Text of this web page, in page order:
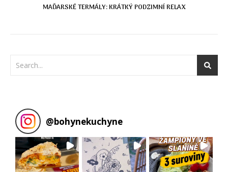
MAĎARSKÉ TERMÁLY: KRÁTKÝ PODZIMNÍ RELAX
@bohynekuchyne